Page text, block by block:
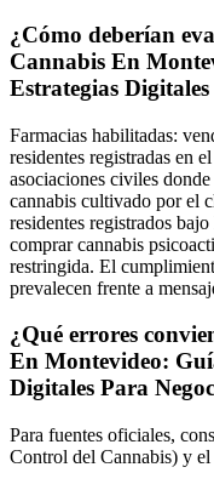
¿Cómo deberían
Cannabis En
Estrategias
Farmacias habilitadas:
residentes registradas en
asociaciones civiles
cannabis cultivado por el
residentes registrados
comprar cannabis
restringida. El
prevalecen frente a
¿Qué errores
En Montevideo:
Digitales Para
Para fuentes oficiales,
Control del Cannabis) y